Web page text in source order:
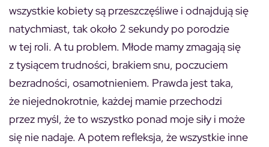
wszystkie kobiety są przeszczęśliwe i odnajdują się
natychmiast, tak około 2 sekundy po porodzie
w tej roli. A tu problem. Młode mamy zmagają się
z tysiącem trudności, brakiem snu, poczuciem
bezradności, osamotnieniem. Prawda jest taka,
że niejednokrotnie, każdej mamie przechodzi
przez myśl, że to wszystko ponad moje siły i może
się nie nadaje. A potem refleksja, że wszystkie inne